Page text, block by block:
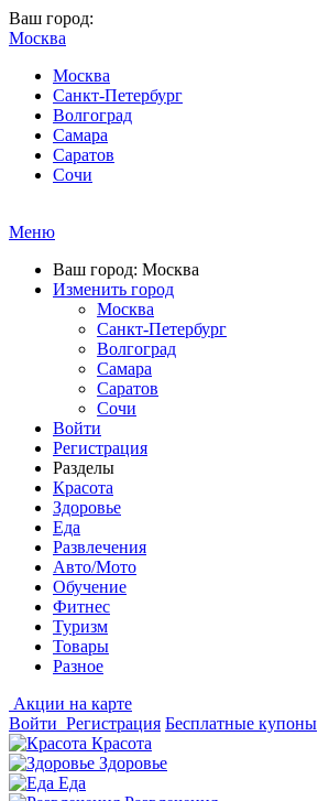
Ваш город:
Москва
Москва
Санкт-Петербург
Волгоград
Самара
Саратов
Сочи
Меню
Ваш город: Москва
Изменить город
Москва
Санкт-Петербург
Волгоград
Самара
Саратов
Сочи
Войти
Регистрация
Разделы
Красота
Здоровье
Еда
Развлечения
Авто/Мото
Обучение
Фитнес
Туризм
Товары
Разное
Акции на карте
Войти Регистрация Бесплатные купоны
Красота
Здоровье
Еда